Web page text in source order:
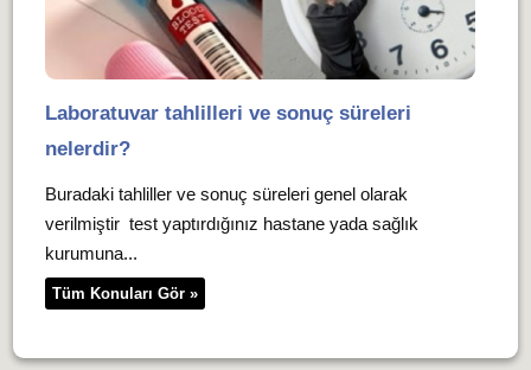
Laboratuvar tahlilleri ve sonuç süreleri
nelerdir?
Buradaki tahliller ve sonuç süreleri genel olarak
verilmiştir test yaptırdığınız hastane yada sağlık
kurumuna...
Tüm Konuları Gör »